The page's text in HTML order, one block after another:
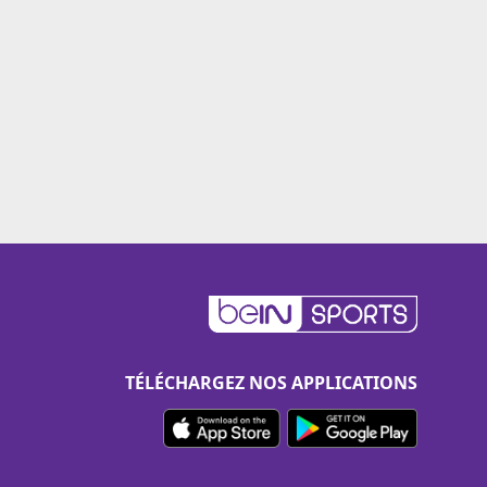
TÉLÉCHARGEZ NOS APPLICATIONS